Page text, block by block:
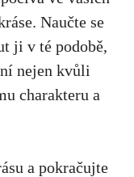
Naučte se
​ji‌ v té podobě,
⁢nejen⁢ kvůli
charakteru a⁤
a‍ pokračujte‍